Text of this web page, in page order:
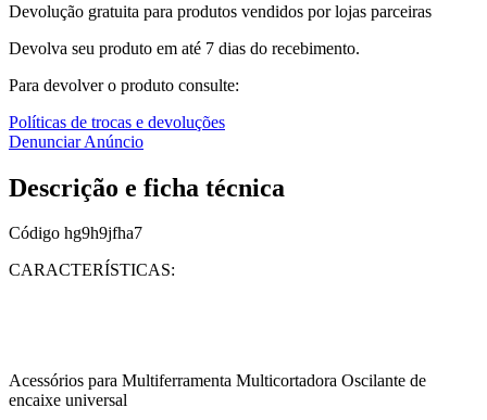
Devolução gratuita para produtos vendidos por lojas parceiras
Devolva seu produto em até 7 dias do recebimento.
Para devolver o produto consulte:
Políticas de trocas e devoluções
Denunciar Anúncio
Descrição e ficha técnica
Código hg9h9jfha7
CARACTERÍSTICAS:
Acessórios para Multiferramenta Multicortadora Oscilante de
encaixe universal